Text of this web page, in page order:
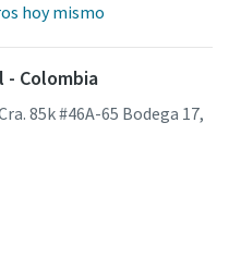
hoy mismo
- Colombia
85k #46A-65 Bodega 17,